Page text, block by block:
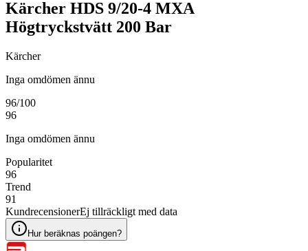
Kärcher HDS 9/20-4 MXA
Högtryckstvätt 200 Bar
Kärcher
Inga omdömen ännu
96/100
96
Inga omdömen ännu
Popularitet
96
Trend
91
KundrecensionerEj tillräckligt med data
Hur beräknas poängen?